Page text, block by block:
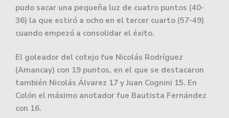
pudo sacar una pequeña luz de cuatro puntos (40-
36) la que estiró a ocho en el tercer cuarto (57-49)
cuando empezó a consolidar el éxito.
El goleador del cotejo fue Nicolás Rodríguez
(Amancay) con 19 puntos, en el que se destacaron
también Nicolás Álvarez 17 y Juan Cognini 15. En
Colón el máximo anotador fue Bautista Fernández
con 16.